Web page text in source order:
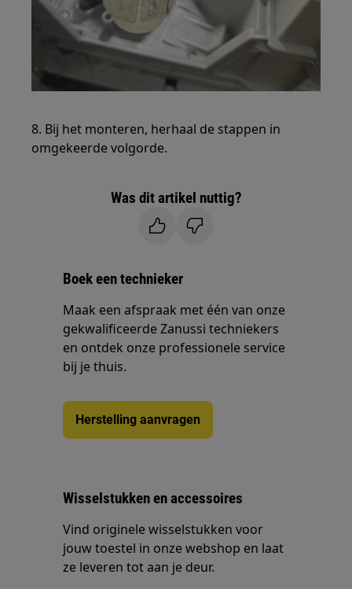
8. Bij het monteren, herhaal de stappen in
omgekeerde volgorde.
Was dit artikel nuttig?
Boek een technieker
Maak een afspraak met één van onze
gekwalificeerde Zanussi techniekers
en ontdek onze professionele service
bij je thuis.
Herstelling aanvragen
Wisselstukken en accessoires
Vind originele wisselstukken voor
jouw toestel in onze webshop en laat
ze leveren tot aan je deur.